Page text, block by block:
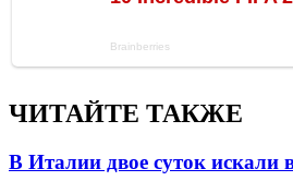
ЧИТАЙТЕ ТАКЖЕ
В Италии двое суток